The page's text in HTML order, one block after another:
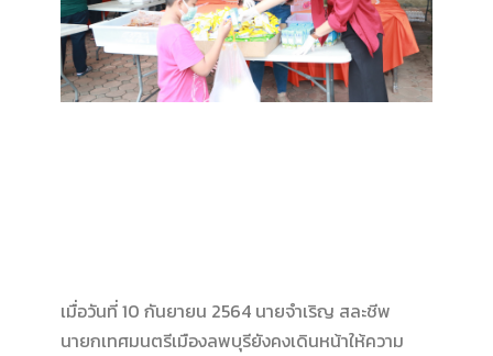
เมื่อวันที่ 10 กันยายน 2564 นายจำเริญ สละชีพ
นายกเทศมนตรีเมืองลพบุรียังคงเดินหน้าให้ความ